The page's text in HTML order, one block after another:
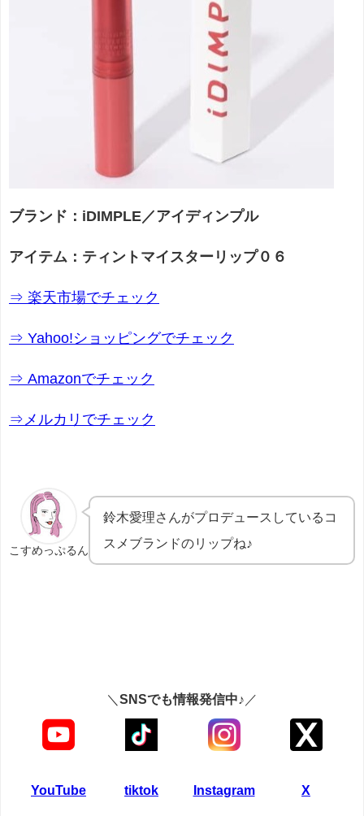
ブランド：iDIMPLE／アイディンプル
アイテム：ティントマイスターリップ０６
⇒ 楽天市場でチェック
⇒ Yahoo!ショッピングでチェック
⇒ Amazonでチェック
⇒メルカリでチェック
こすめっぷるん
鈴木愛理さんがプロデュースしているコ
スメブランドのリップね♪
＼ SNSでも情報発信中♪ ／
YouTube tiktok Instagram X